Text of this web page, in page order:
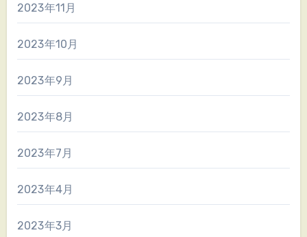
2023年11月
2023年10月
2023年9月
2023年8月
2023年7月
2023年4月
2023年3月